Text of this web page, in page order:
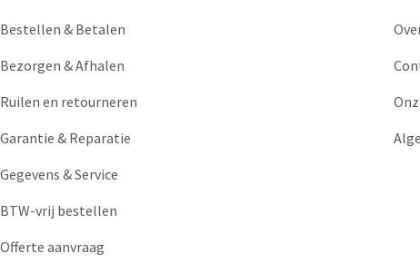
Bestellen & Betalen
Bezorgen & Afhalen
Ruilen en retourneren
Garantie & Reparatie
Gegevens & Service
BTW-vrij bestellen
Offerte aanvraag